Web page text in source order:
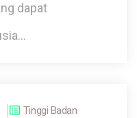
dapat
Tinggi Badan